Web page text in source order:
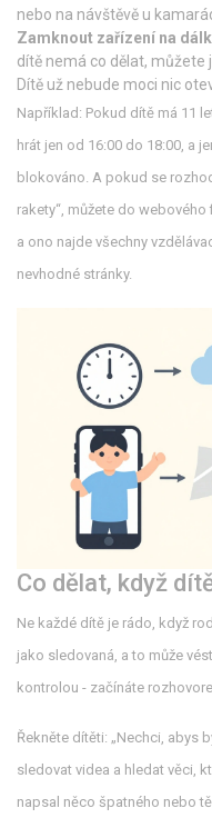
nebo na návštěvě u
Zamknout zařízení na
dítě nemá co dělat,
Dítě už nebude moci nic
Například: Pokud dítě má 11
hrát jen od 16:00 do 18:00, a
blokováno. A pokud se
rakety“, můžete do
a ono najde všechny
nevhodné stránky.
Co dělat, když
Ne každé dítě je rádo, když
jako sledovaná, a to může
kontrolou - začínáte
Řekněte dítěti: „Nechci, abys
sledovat videa a hledat věci,
napsal něco špatného nebo